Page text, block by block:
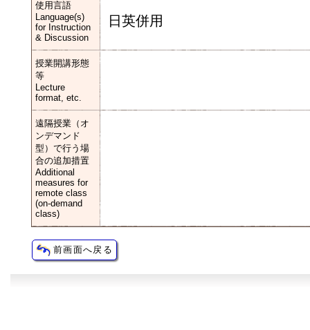
使用言語
Language(s)
for Instruction
& Discussion
日英併用
授業開講形態
等
Lecture
format, etc.
遠隔授業（オ
ンデマンド
型）で行う場
合の追加措置
Additional
measures for
remote class
(on-demand
class)